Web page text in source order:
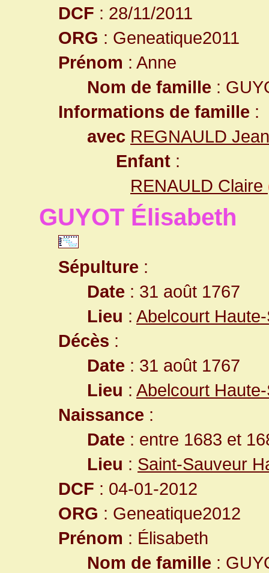
DCF : 28/11/2011
ORG : Geneatique2011
Prénom : Anne
Nom de famille :
Informations de famille :
avec REGNAULD
Enfant :
RENAULD Claire
GUYOT Élisabeth
Sépulture :
Date : 31 août 1767
Lieu : Abelcourt
Décès :
Date : 31 août 1767
Lieu : Abelcourt
Naissance :
Date : entre 1683 et
Lieu : Saint-Sauveur
DCF : 04-01-2012
ORG : Geneatique2012
Prénom : Élisabeth
Nom de famille :